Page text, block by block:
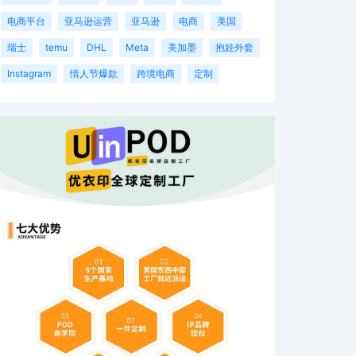
电商平台 亚马逊运营 亚马逊 电商 美国
瑞士 temu DHL Meta 美加墨 抱娃外套
Instagram 情人节爆款 跨境电商 定制